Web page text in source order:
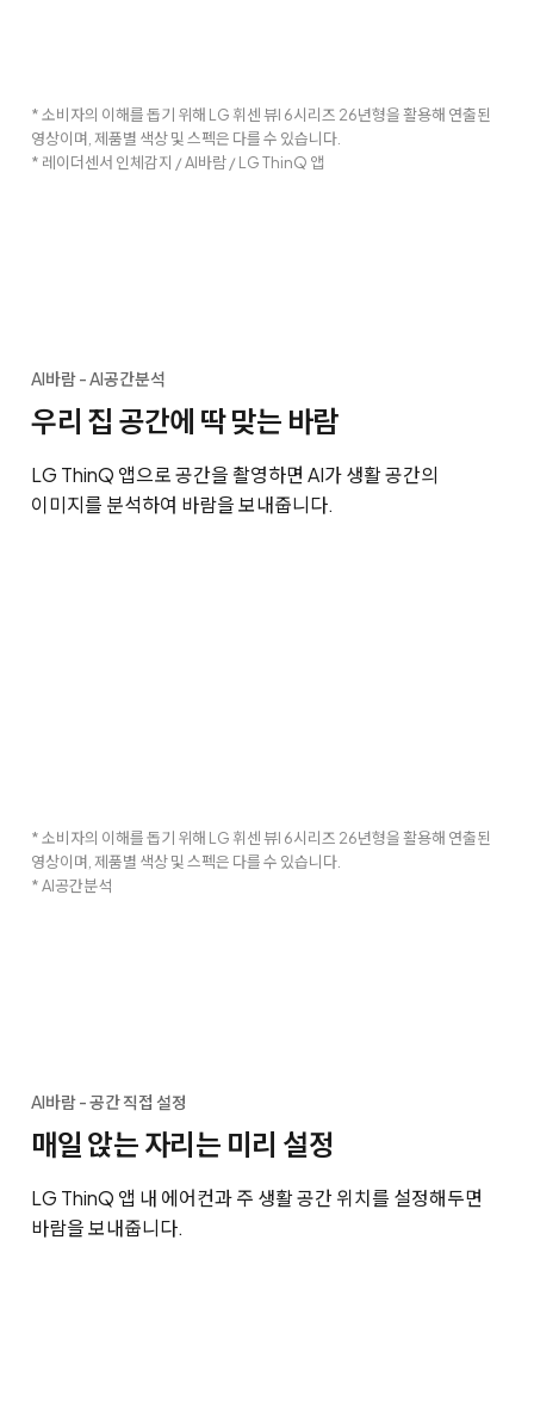
* 소비자의 이해를 돕기 위해 LG 휘센 뷰I 6시리즈 26년형을 활용해 연출된
영상이며, 제품별 색상 및 스펙은 다를 수 있습니다.
* 레이더센서 인체감지 / AI바람 / LG ThinQ 앱
AI바람 - AI공간분석
우리 집 공간에 딱 맞는 바람
LG ThinQ 앱으로 공간을 촬영하면 AI가 생활 공간의
이미지를 분석하여 바람을 보내줍니다.
* 소비자의 이해를 돕기 위해 LG 휘센 뷰I 6시리즈 26년형을 활용해 연출된
영상이며, 제품별 색상 및 스펙은 다를 수 있습니다.
* AI공간분석
AI바람 - 공간 직접 설정
매일 앉는 자리는 미리 설정
LG ThinQ 앱 내 에어컨과 주 생활 공간 위치를 설정해두면
바람을 보내줍니다.